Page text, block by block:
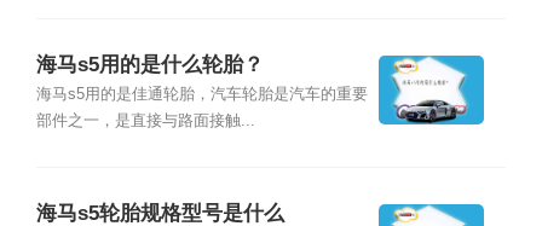
海马s5用的是什么轮胎？
海马s5用的是佳通轮胎，汽车轮胎是汽车的重要
部件之一，是直接与路面接触...
海马s5轮胎规格型号是什么